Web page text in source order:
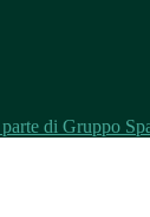
di Gruppo